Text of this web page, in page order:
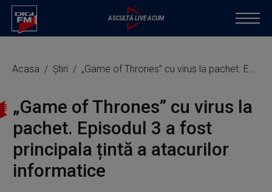
Acasa Știri „Game of Thrones” cu virus la pachet. Episodul 3 a fost principala țintă a atacurilor informatice
„Game of Thrones” cu virus la
pachet. Episodul 3 a fost
principala țintă a atacurilor
informatice